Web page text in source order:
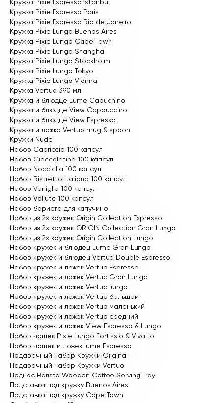
Кружка Pixie Espresso Istanbul
Кружка Pixie Espresso Paris
Кружка Pixie Espresso Rio de Janeiro
Кружка Pixie Lungo Buenos Aires
Кружка Pixie Lungo Cape Town
Кружка Pixie Lungo Shanghai
Кружка Pixie Lungo Stockholm
Кружка Pixie Lungo Tokyo
Кружка Pixie Lungo Vienna
Кружка Vertuo 390 мл
Кружка и блюдце Lume Capuchino
Кружка и блюдце View Cappuccino
Кружка и блюдце View Espresso
Кружка и ложка Vertuo mug & spoon
Кружки Nude
Набор Capriccio 100 капсул
Набор Cioccolatino 100 капсул
Набор Nocciolla 100 капсул
Набор Ristretto Italiano 100 капсул
Набор Vaniglia 100 капсул
Набор Volluto 100 капсул
Набор бариста для капучино
Набор из 2х кружек Origin Collection Espresso
Набор из 2х кружек ORIGIN Collection Gran Lungo
Набор из 2х кружек Origin Collection Lungo
Набор кружек и блюдец Lume Gran Lungo
Набор кружек и блюдец Vertuo Double Espresso
Набор кружек и ложек Vertuo Espresso
Набор кружек и ложек Vertuo Gran Lungo
Набор кружек и ложек Vertuo lungo
Набор кружек и ложек Vertuo большой
Набор кружек и ложек Vertuo маленький
Набор кружек и ложек Vertuo средний
Набор кружек и ложек View Espresso & Lungo
Набор чашек Pixie Lungo Fortissio & Vivalto
Набор чашек и ложек lume Espresso
Подарочный набор Кружки Original
Подарочный набор Кружки Vertuo
Поднос Barista Wooden Coffee Serving Tray
Подставка под кружку Buenos Aires
Подставка под кружку Cape Town